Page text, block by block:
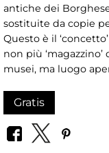
antiche dei
sostituite da copie
Questo è il
non più
musei, ma luogo
Gratis